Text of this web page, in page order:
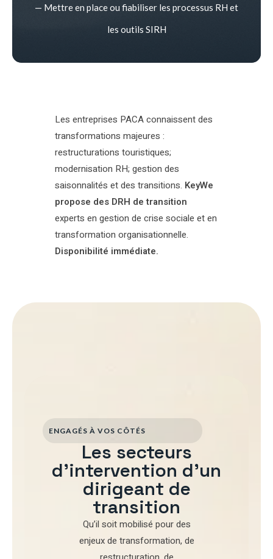
— Mettre en place ou fiabiliser les processus RH et
les outils SIRH
Les entreprises PACA connaissent des
transformations majeures :
restructurations touristiques;
modernisation RH; gestion des
saisonnalités et des transitions. KeyWe
propose des DRH de transition
experts en gestion de crise sociale et en
transformation organisationnelle.
Disponibilité immédiate.
ENGAGÉS À VOS CÔTÉS
Les secteurs
d'intervention d'un
dirigeant de
transition
Qu’il soit mobilisé pourdes
enjeux de transformation, de